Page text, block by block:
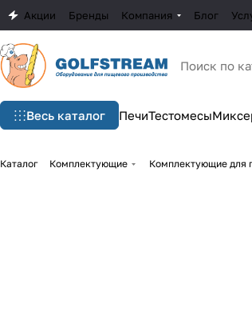
Акции Бренды Компания Блог
Весь каталог ПечиТестомесы
Каталог Комплектующие Комплектующие для